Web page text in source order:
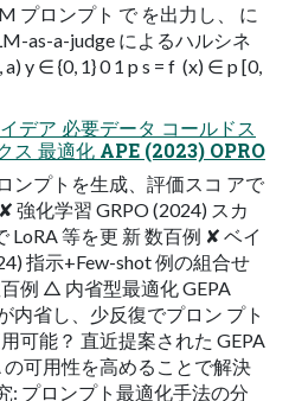
プロンプト で を出力し、 に
as-a-judge によるハルシネ
y ∈ {0, 1} 0 1 p s = f ​ (x) ∈ p [0,
デア 必要データ コールドス
ス 最適化 APE (2023) OPRO
ンプトを生成、評価スコ アで
強化学習 GRPO (2024) スカ
LoRA 等を更 新 数百例 ✘ ベイ
指示+Few-shot 例の組合せ
例 △ 内省型最適化 GEPA
内省し、少反復でプロン プト
可能？ 直近提案された GEPA
の可用性を高めることで解決
: プロンプト最適化手法の分